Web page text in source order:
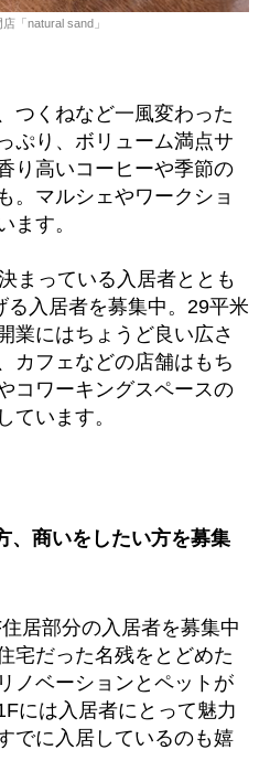
「natural sand」
つくねなど一風変わった
ぷり、ボリューム満点サ
り高いコーヒーや季節の
。マルシェやワークショ
ます。
まっている入居者ととも
る入居者を募集中。29平米
業にはちょうど良い広さ
カフェなどの店舗はもち
コワーキングスペースの
ています。
、商いをしたい方を募集
居部分の入居者を募集中
宅だった名残をとどめた
ノベーションとペットが
には入居者にとって魅力
でに入居しているのも嬉